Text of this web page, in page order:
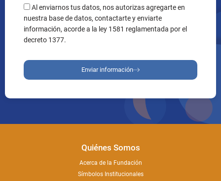
Al enviarnos tus datos, nos autorizas agregarte en
nuestra base de datos, contactarte y enviarte
información, acorde a la ley 1581 reglamentada por el
decreto 1377.
Enviar información
Quiénes Somos
Acerca de la Fundación
Símbolos Institucionales